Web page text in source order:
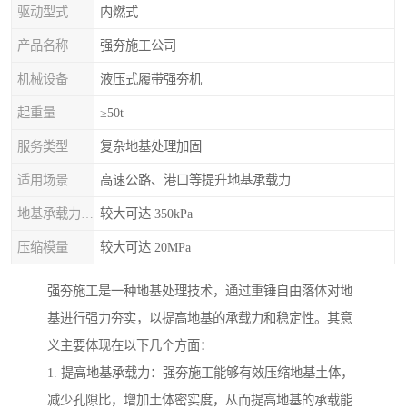
驱动型式 内燃式
产品名称 强夯施工公司
机械设备 液压式履带强夯机
起重量 ≥50t
服务类型 复杂地基处理加固
适用场景 高速公路、港口等提升地基承载力
较大可达 350kPa
压缩模量 较大可达 20MPa
强夯施工是一种地基处理技术，通过重锤自由落体对地
基进行强力夯实，以提高地基的承载力和稳定性。其意
义主要体现在以下几个方面：
1. 提高地基承载力：强夯施工能够有效压缩地基土体，
减少孔隙比，增加土体密实度，从而提高地基的承载能